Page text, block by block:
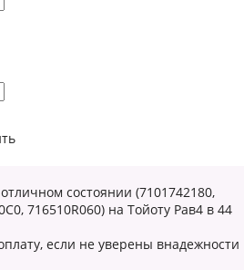
состоянии (7101742180,
716510R060) на Тойоту Рав4 в 44
если не уверены внадежности